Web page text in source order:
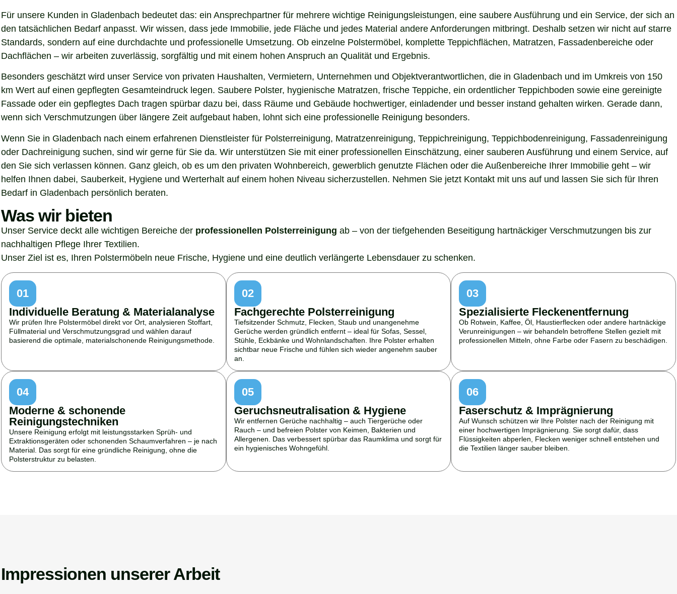
Für unsere Kunden in Gladenbach bedeutet das: ein Ansprechpartner für mehrere wichtige Reinigungsleistungen, eine saubere Ausführung und ein Service, der sich an
den tatsächlichen Bedarf anpasst. Wir wissen, dass jede Immobilie, jede Fläche und jedes Material andere Anforderungen mitbringt. Deshalb setzen wir nicht auf starre
Standards, sondern auf eine durchdachte und professionelle Umsetzung. Ob einzelne Polstermöbel, komplette Teppichflächen, Matratzen, Fassadenbereiche oder
Dachflächen – wir arbeiten zuverlässig, sorgfältig und mit einem hohen Anspruch an Qualität und Ergebnis.
Besonders geschätzt wird unser Service von privaten Haushalten, Vermietern, Unternehmen und Objektverantwortlichen, die in Gladenbach und im Umkreis von 150
km Wert auf einen gepflegten Gesamteindruck legen. Saubere Polster, hygienische Matratzen, frische Teppiche, ein ordentlicher Teppichboden sowie eine gereinigte
Fassade oder ein gepflegtes Dach tragen spürbar dazu bei, dass Räume und Gebäude hochwertiger, einladender und besser instand gehalten wirken. Gerade dann,
wenn sich Verschmutzungen über längere Zeit aufgebaut haben, lohnt sich eine professionelle Reinigung besonders.
Wenn Sie in Gladenbach nach einem erfahrenen Dienstleister für Polsterreinigung, Matratzenreinigung, Teppichreinigung, Teppichbodenreinigung, Fassadenreinigung
oder Dachreinigung suchen, sind wir gerne für Sie da. Wir unterstützen Sie mit einer professionellen Einschätzung, einer sauberen Ausführung und einem Service, auf
den Sie sich verlassen können. Ganz gleich, ob es um den privaten Wohnbereich, gewerblich genutzte Flächen oder die Außenbereiche Ihrer Immobilie geht – wir
helfen Ihnen dabei, Sauberkeit, Hygiene und Werterhalt auf einem hohen Niveau sicherzustellen. Nehmen Sie jetzt Kontakt mit uns auf und lassen Sie sich für Ihren
Bedarf in Gladenbach persönlich beraten.
Was wir bieten
Unser Service deckt alle wichtigen Bereiche der professionellen Polsterreinigung ab – von der tiefgehenden Beseitigung hartnäckiger Verschmutzungen bis zur
nachhaltigen Pflege Ihrer Textilien.
Unser Ziel ist es, Ihren Polstermöbeln neue Frische, Hygiene und eine deutlich verlängerte Lebensdauer zu schenken.
01
Individuelle Beratung & Materialanalyse
Wir prüfen Ihre Polstermöbel direkt vor Ort, analysieren Stoffart,
Füllmaterial und Verschmutzungsgrad und wählen darauf
basierend die optimale, materialschonende Reinigungsmethode.
02
Fachgerechte Polsterreinigung
Tiefsitzender Schmutz, Flecken, Staub und unangenehme
Gerüche werden gründlich entfernt – ideal für Sofas, Sessel,
Stühle, Eckbänke und Wohnlandschaften. Ihre Polster erhalten
sichtbar neue Frische und fühlen sich wieder angenehm sauber
an.
03
Spezialisierte Fleckenentfernung
Ob Rotwein, Kaffee, Öl, Haustierflecken oder andere hartnäckige
Verunreinigungen – wir behandeln betroffene Stellen gezielt mit
professionellen Mitteln, ohne Farbe oder Fasern zu beschädigen.
04
Moderne & schonende
Reinigungstechniken
Unsere Reinigung erfolgt mit leistungsstarken Sprüh- und
Extraktionsgeräten oder schonenden Schaumverfahren – je nach
Material. Das sorgt für eine gründliche Reinigung, ohne die
Polsterstruktur zu belasten.
05
Geruchsneutralisation & Hygiene
Wir entfernen Gerüche nachhaltig – auch Tiergerüche oder
Rauch – und befreien Polster von Keimen, Bakterien und
Allergenen. Das verbessert spürbar das Raumklima und sorgt für
ein hygienisches Wohngefühl.
06
Faserschutz & Imprägnierung
Auf Wunsch schützen wir Ihre Polster nach der Reinigung mit
einer hochwertigen Imprägnierung. Sie sorgt dafür, dass
Flüssigkeiten abperlen, Flecken weniger schnell entstehen und
die Textilien länger sauber bleiben.
Impressionen unserer Arbeit